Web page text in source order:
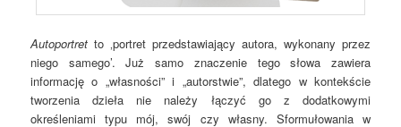
Autoportret to ‚portret przedstawiający autora, wykonany przez
niego samego’. Już samo znaczenie tego słowa zawiera
informację o „własności” i „autorstwie”, dlatego w kontekście
tworzenia dzieła nie należy łączyć go z dodatkowymi
określeniami typu mój, swój czy własny. Sformułowania w